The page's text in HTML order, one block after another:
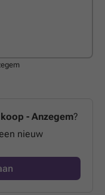
- Anzegem?
nieuw